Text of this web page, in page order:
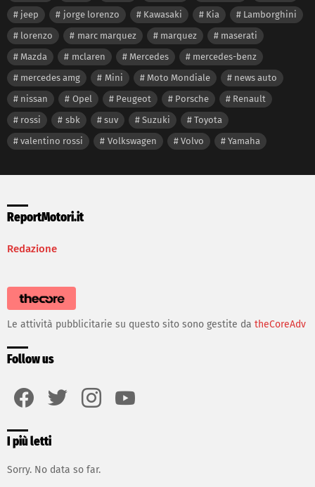
jeep
jorge lorenzo Kawasaki Kia
Lamborghini
lorenzo
marc marquez marquez
maserati
Mazda
mclaren Mercedes
mercedes-benz
mercedes amg
Mini Moto Mondiale
news auto
nissan
Opel Peugeot Porsche
Renault
rossi
sbk suv Suzuki
Toyota
valentino rossi
Volkswagen Volvo Yamaha
ReportMotori.it
Redazione
Le attività pubblicitarie su questo sito sono gestite da theCoreAdv
Follow us
I più letti
Sorry. No data so far.